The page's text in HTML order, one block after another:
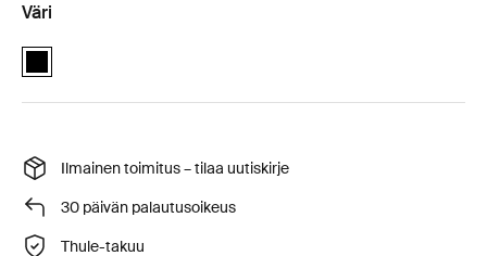
Väri
Thule dog crate leash hook Musta (selected)
Ilmainen toimitus – tilaa uutiskirje
30 päivän palautusoikeus
Thule-takuu